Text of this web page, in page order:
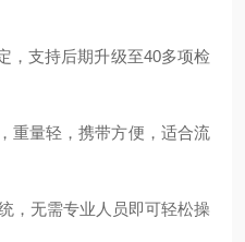
，支持后期升级至40多项检
重量轻，携带方便，适合流
，无需专业人员即可轻松操